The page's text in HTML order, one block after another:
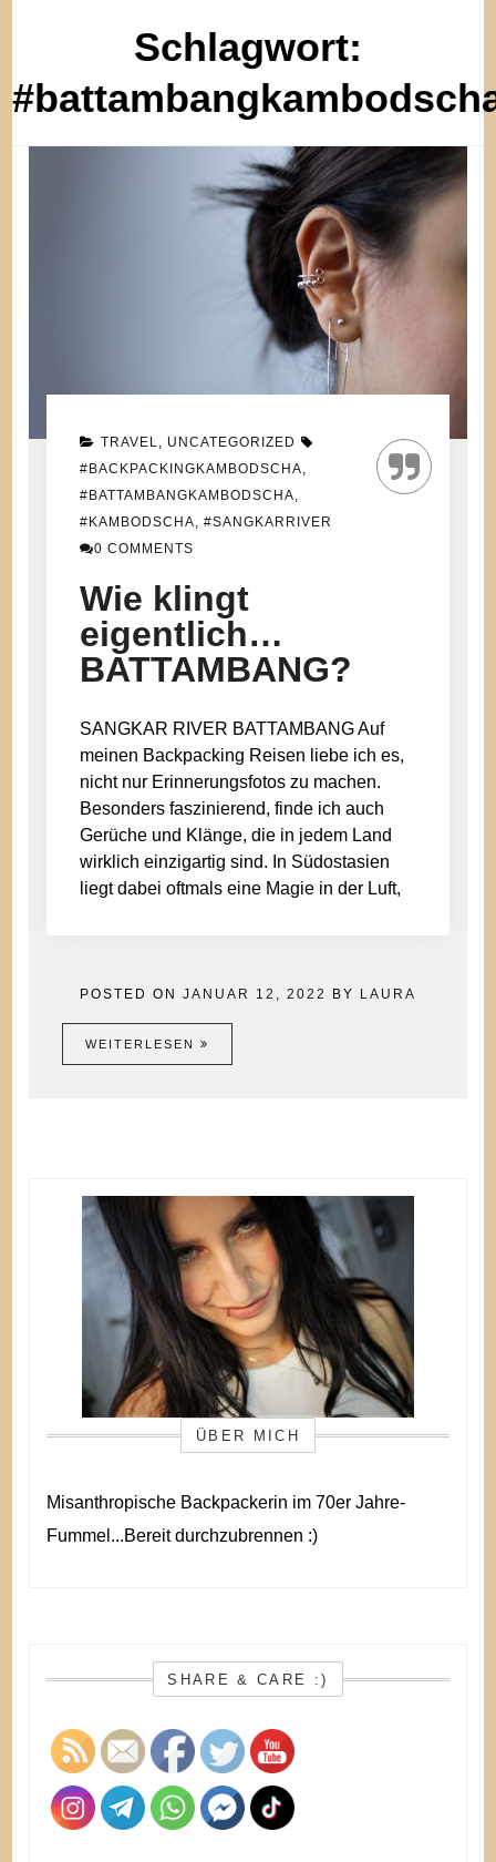
Schlagwort:
TRAVEL
UNCATEGORIZED
#BACKPACKINGKAMBODSCHA
#BATTAMBANGKAMBODSCHA
#KAMBODSCHA ,#SANGKARRIVER
0 COMMENTS
Wie klingt
eigentlich…
BATTAMBANG?
SANGKAR RIVER BATTAMBANG Auf
meinen Backpacking Reisen liebe ich es,
nicht nur Erinnerungsfotos zu machen.
Besonders faszinierend, finde ich auch
Gerüche und Klänge, die in jedem Land
wirklich einzigartig sind. In Südostasien
liegt dabei oftmals eine Magie in der Luft,
POSTED ON JANUAR 12, 2022 BY LAURA
WEITERLESEN
ÜBER MICH
Misanthropische Backpackerin im 70er Jahre-
Fummel...Bereit durchzubrennen :)
SHARE & CARE :)